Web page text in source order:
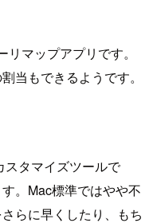
マップアプリです。
当もできるようです。
スタマイズツールで
。Mac標準ではやや不
らに早くしたり、もち